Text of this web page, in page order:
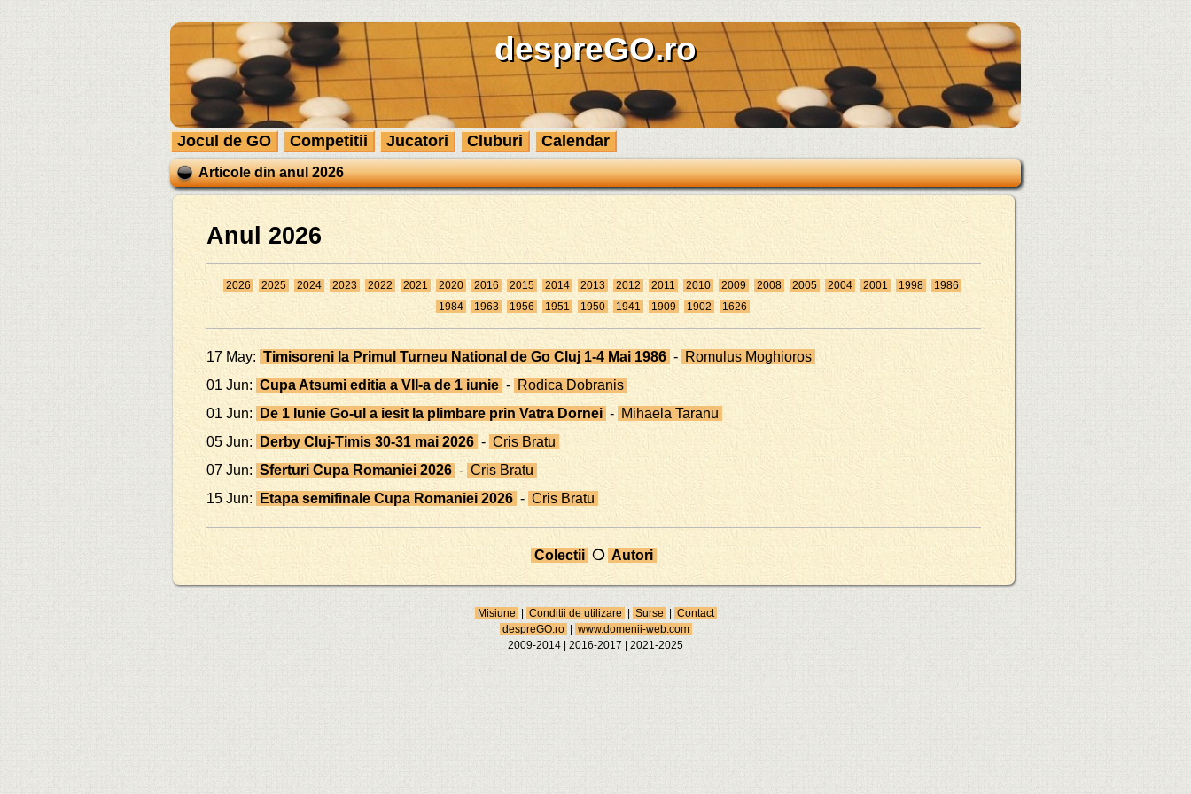
despreGO.ro
Jocul de GO Competitii Jucatori Cluburi Calendar
Articole din anul 2026
Anul 2026
2026 2025 2024 2023 2022 2021 2020 2016 2015 2014 2013 2012 2011 2010 2009 2008 2005 2004 2001 1998
1986
1984
1963 1956 1951 1950 1941 1909 1902 1626
17 May: Timisoreni la Primul Turneu National de Go Cluj 1-4 Mai 1986 - Romulus Moghioros
01 Jun: Cupa Atsumi editia a VII-a de 1 iunie - Rodica Dobranis
01 Jun:
De 1 Iunie Go-ul a iesit la plimbare prin Vatra Dornei - Mihaela Taranu
05 Jun:
Derby Cluj-Timis 30-31 mai 2026 - Cris Bratu
07 Jun: Sferturi Cupa Romaniei 2026 - Cris Bratu
15 Jun:
Etapa semifinale Cupa Romaniei 2026 - Cris Bratu
Colectii ❍ Autori
Misiune | Conditii de utilizare | Surse | Contact
despreGO.ro | www.domenii-web.com
2009-2014 | 2016-2017 | 2021-2025